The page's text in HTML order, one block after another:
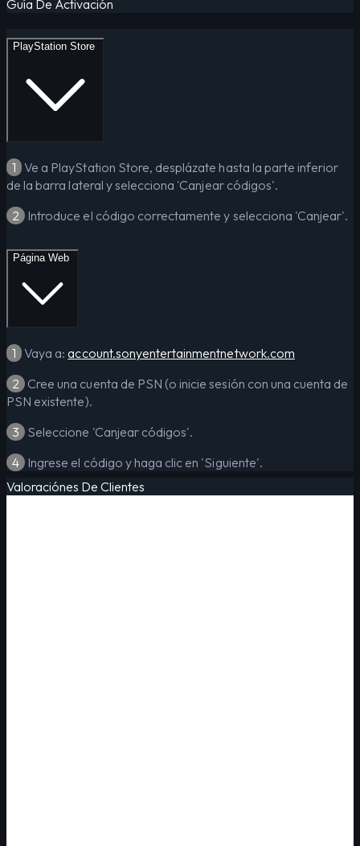
Guía De Activación
PlayStation Store
1 Ve a PlayStation Store, desplázate hasta la parte inferior
de la barra lateral y selecciona 'Canjear códigos'.
2 Introduce el código correctamente y selecciona 'Canjear'.
Página Web
1 Vaya a:account.sonyentertainmentnetwork.com
2 Cree una cuenta de PSN (o inicie sesión con una cuenta de
PSN existente).
3 Seleccione 'Canjear códigos'.
4 Ingrese el código y haga clic en 'Siguiente'.
Valoraciónes De Clientes